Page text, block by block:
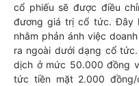
cổ phiếu sẽ được điều
đương giá trị cổ tức. Đây
nhằm phản ánh việc
ra ngoài dưới dạng cổ
dịch ở mức 50.000 đồng
tức tiền mặt 2.000 đồng/